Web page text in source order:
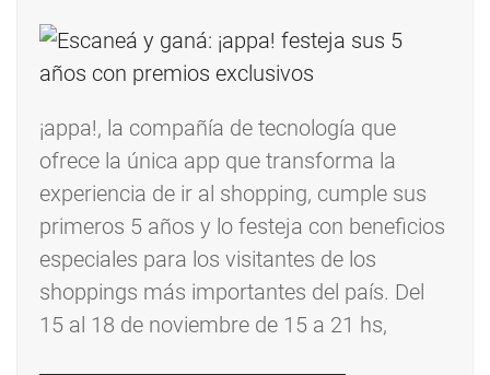
¡appa!, la compañía de tecnología que
ofrece la única app que transforma la
experiencia de ir al shopping, cumple sus
primeros 5 años y lo festeja con beneficios
especiales para los visitantes de los
shoppings más importantes del país. Del
15 al 18 de noviembre de 15 a 21 hs,